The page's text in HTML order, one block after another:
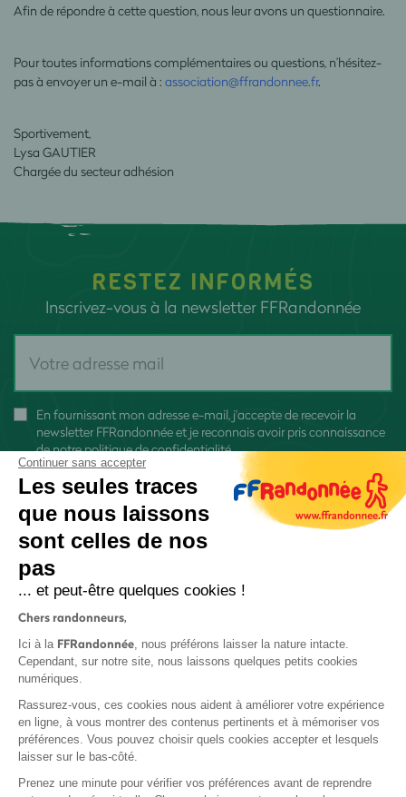
Afin de répondre à cette question, nous leur avons un questionnaire.
Pour toutes informations complémentaires ou questions, n’hésitez-
pas à envoyer un e-mail à : association@ffrandonnee.fr.
Sportivement,
Lysa GAUTIER
Chargée du secteur adhésion
RESTEZ INFORMÉS
Inscrivez-vous à la newsletter FFRandonnée
En fournissant mon adresse e-mail, j'accepte de recevoir la
newsletter FFRandonnée et je reconnais avoir pris connaissance
denotre politique de confidentialité
Protection des données
Politique de confidentialité
Continuer sans accepter
Les seules traces
que nous laissons
sont celles de nos
pas
... et peut-être quelques cookies !
Chers randonneurs,
Ici à la FFRandonnée, nous préférons laisser la nature intacte.
Cependant, sur notre site, nous laissons quelques petits cookies
numériques.
Rassurez-vous, ces cookies nous aident à améliorer votre expérience
en ligne, à vous montrer des contenus pertinents et à mémoriser vos
préférences. Vous pouvez choisir quels cookies accepter et lesquels
laisser sur le bas-côté.
Prenez une minute pour vérifier vos préférences avant de reprendre